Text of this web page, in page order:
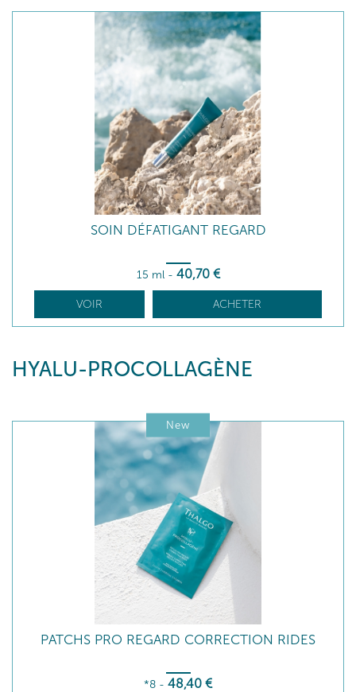
SOIN DÉFATIGANT REGARD
15 ml - 40,70 €
VOIR ACHETER
HYALU-PROCOLLAGÈNE
New
PATCHS PRO REGARD CORRECTION RIDES
*8 - 48,40 €